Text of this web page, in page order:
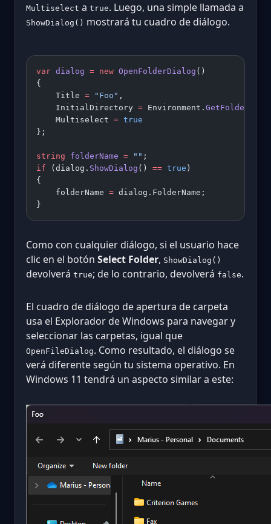
Multiselect a true. Luego, una simple llamada a
ShowDialog() mostrará tu cuadro de diálogo.
var dialog = new OpenFolderDialog ()
{
    Title
= "Foo" ,
    InitialDirectory
= Environment. GetFolderPath
    Multiselect
= true
};
string folderName = "" ;
if (dialog. ShowDialog () == true )
{
    folderName
= dialog.FolderName;
}
Como con cualquier diálogo, si el usuario hace
clic en el botón Select Folder, ShowDialog()
devolverá true; de lo contrario, devolverá false.
El cuadro de diálogo de apertura de carpeta
usa el Explorador de Windows para navegar y
seleccionar las carpetas, igual que
OpenFileDialog. Como resultado, el diálogo se
verá diferente según tu sistema operativo. En
Windows 11 tendrá un aspecto similar a este: